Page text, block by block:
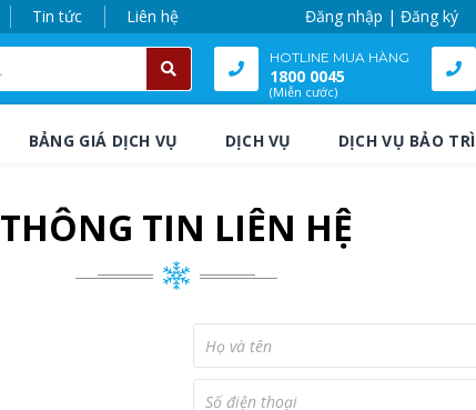
Tin tức Liên hệ Đăng nhập | Đăng ký
HOTLINE MUA HÀNG
1800 0045
(Miễn cước)
BẢNG GIÁ DỊCH VỤ DỊCH VỤ DỊCH VỤ BẢO TRÌ
THÔNG TIN LIÊN HỆ